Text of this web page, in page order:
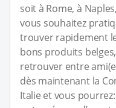
soit à Rome, à
vous souhaitez
trouver rapidement
bons produits
retrouver entre
dès maintenant la
Italie et vous